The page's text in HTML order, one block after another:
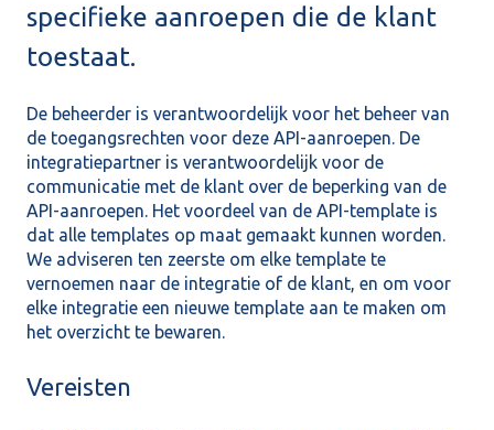
specifieke aanroepen die de klant
toestaat.
De beheerder is verantwoordelijk voor het beheer van
de toegangsrechten voor deze API-aanroepen. De
integratiepartner is verantwoordelijk voor de
communicatie met de klant over de beperking van de
API-aanroepen. Het voordeel van de API-template is
dat alle templates op maat gemaakt kunnen worden.
We adviseren ten zeerste om elke template te
vernoemen naar de integratie of de klant, en om voor
elke integratie een nieuwe template aan te maken om
het overzicht te bewaren.
Vereisten